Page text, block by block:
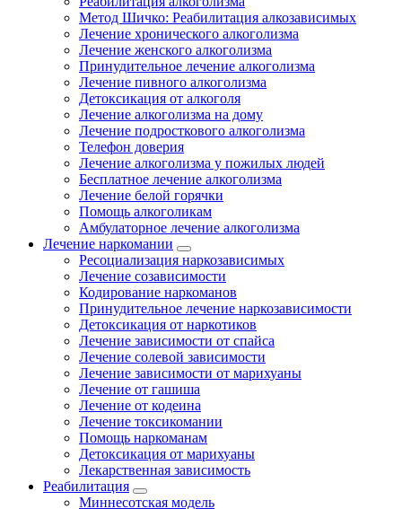
Метод Шичко: Реабилитация алкозависимых
Лечение хронического алкоголизма
Лечение женского алкоголизма
Принудительное лечение алкоголизма
Лечение пивного алкоголизма
Детоксикация от алкоголя
Лечение алкоголизма на дому
Лечение подросткового алкоголизма
Телефон доверия
Лечение алкоголизма у пожилых людей
Бесплатное лечение алкоголизма
Лечение белой горячки
Помощь алкоголикам
Амбулаторное лечение алкоголизма
Лечение наркомании
Ресоциализация наркозависимых
Лечение созависимости
Кодирование наркоманов
Принудительное лечение наркозависимости
Детоксикация от наркотиков
Лечение зависимости от спайса
Лечение солевой зависимости
Лечение зависимости от марихуаны
Лечение от гашиша
Лечение от кодеина
Лечение токсикомании
Помощь наркоманам
Детоксикация от марихуаны
Лекарственная зависимость
Реабилитация
Миннесотская модель